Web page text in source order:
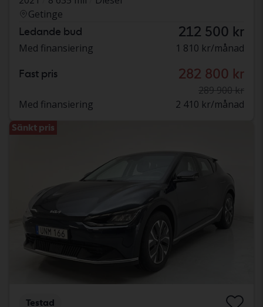
Getinge
Ledande bud 212 500 kr
Med finansiering 1 810 kr/månad
Fast pris 282 800 kr
289 900 kr
Med finansiering
2 410 kr/månad
Sänkt pris
Testad